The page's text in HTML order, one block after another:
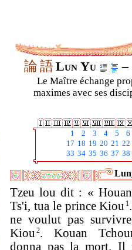
論語Lun Yu –
Le Maître échange
maximes avec ses
1 2 3 4 5
6
17 18 19 20 21 22
33 34 35 36 37 38
Tzeu lou dit : «
Ts'i, tua le prince Kiou 1
ne voulut pas
Kiou 2. Kouan
donna pas la mort. Il